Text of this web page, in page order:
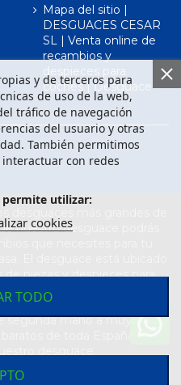
Mapa del sitio |
DESGUACES CESAR
SL | Venta online de
recambios y
despieces para
coches | Desguace
y de terceros para
de uso de la web,
tráfico de navegación
del usuario y otras
También permitimos
con redes
permite utilizar:
cookies
TODO
nuestro desguace podrás
piezas y despieces para
Compra el recambio que
nuestro desguace. Los
segunda mano a muy buen
Seintosoft